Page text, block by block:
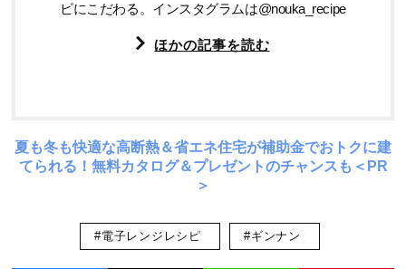
ピにこだわる。インスタグラムは@nouka_recipe
ほかの記事を読む
夏も冬も快適な高断熱＆省エネ住宅が補助金でおトクに建
てられる！無料カタログ＆プレゼントのチャンスも＜PR
＞
#電子レンジレシピ #ギンナン